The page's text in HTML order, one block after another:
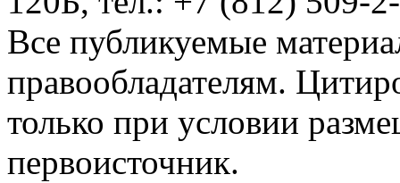
Все публикуемые
правообладателям.
только при условии
первоисточник.